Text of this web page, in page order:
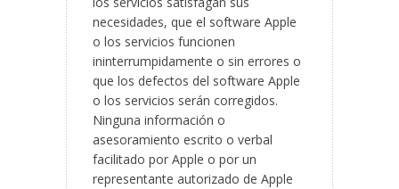
necesidades, que el software Apple
o los servicios funcionen
ininterrumpidamente o sin errores o
que los defectos del software Apple
o los servicios serán corregidos.
Ninguna información o
asesoramiento escrito o verbal
facilitado por Apple o por un
representante autorizado de Apple